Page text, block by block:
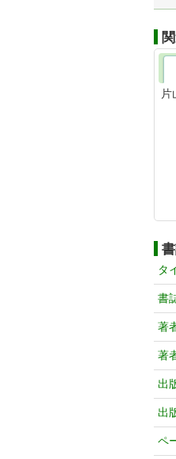
片
タ
書
著
著
出
出
ペ